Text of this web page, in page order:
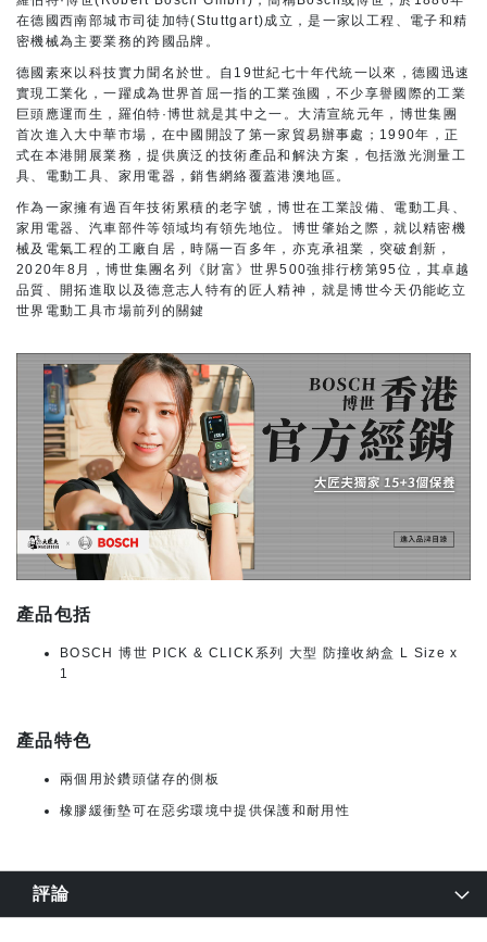
在德國西南部城市司徒加特(Stuttgart)成立，是一家以工程、電子和精
密機械為主要業務的跨國品牌。
德國素來以科技實力聞名於世。自19世紀七十年代統一以來，德國迅速
實現工業化，一躍成為世界首屈一指的工業強國，不少享譽國際的工業
巨頭應運而生，羅伯特·博世就是其中之一。大清宣統元年，博世集團
首次進入大中華市場，在中國開設了第一家貿易辦事處；1990年，正
式在本港開展業務，提供廣泛的技術產品和解決方案，包括激光測量工
具、電動工具、家用電器，銷售網絡覆蓋港澳地區。
作為一家擁有過百年技術累積的老字號，博世在工業設備、電動工具、
家用電器、汽車部件等領域均有領先地位。博世肇始之際，就以精密機
械及電氣工程的工廠自居，時隔一百多年，亦克承祖業，突破創新，
2020年8月，博世集團名列《財富》世界500強排行榜第95位，其卓越
品質、開拓進取以及德意志人特有的匠人精神，就是博世今天仍能屹立
世界電動工具市場前列的關鍵
產品包括
BOSCH 博世 PICK & CLICK系列 大型 防撞收納盒 L Size x
1
產品特色
兩個用於鑽頭儲存的側板
橡膠緩衝墊可在惡劣環境中提供保護和耐用性
評論